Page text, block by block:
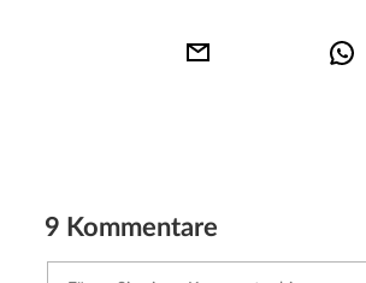
9 Kommentare